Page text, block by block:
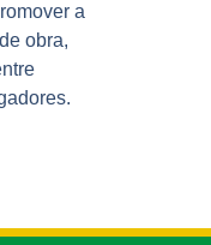
a
obra,